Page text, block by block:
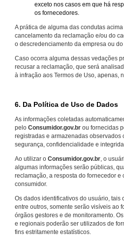
exceto nos casos em que há
os fornecedores.
A prática de alguma das condutas
cancelamento da reclamação e/ou do
o descredenciamento da empresa ou do
Caso ocorra alguma dessas vedações
recusar a reclamação, que será
à infração aos Termos de Uso, apenas,
6. Da Política de Uso de Dados
As informações coletadas
pelo Consumidor.gov.br ou fornecidas
registradas e armazenadas observados
segurança, confidencialidade e
Ao utilizar o Consumidor.gov.br , o
algumas informações serão públicas,
reclamação, a resposta do fornecedor e
consumidor.
Os dados identificativos do usuário, tais
entre outros, somente serão visíveis ao
órgãos gestores e de monitoramento.
e regionais poderão ser utilizados de
fins estritamente estatísticos.